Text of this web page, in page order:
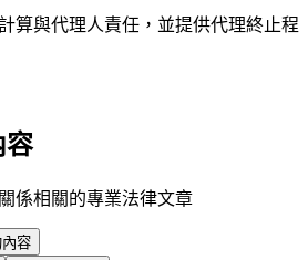
算與代理人責任，並提供代理終止程
容
係相關的專業法律文章
內容